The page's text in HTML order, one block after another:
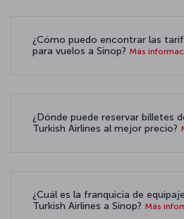
¿Cómo puedo encontrar las
para vuelos a Sinop? Más
¿Dónde puede reservar billetes
Turkish Airlines al mejor precio?
¿Cuál es la franquicia de
Turkish Airlines a Sinop? Más